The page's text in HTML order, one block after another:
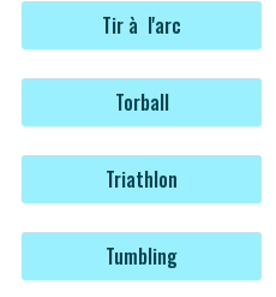
Tir à l'arc
Torball
Triathlon
Tumbling